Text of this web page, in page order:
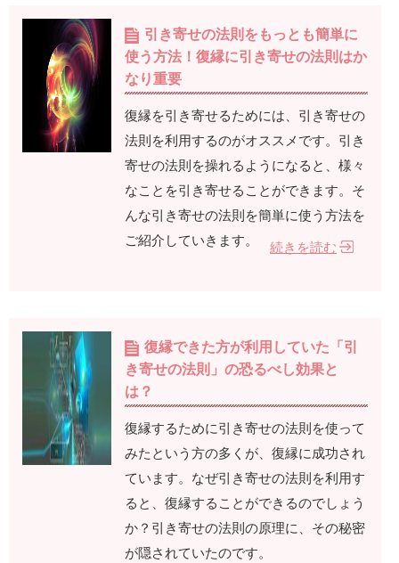
引き寄せの法則をもっとも簡単に
使う方法！復縁に引き寄せの法則はか
なり重要
復縁を引き寄せるためには、引き寄せの
法則を利用するのがオススメです。引き
寄せの法則を操れるようになると、様々
なことを引き寄せることができます。そ
んな引き寄せの法則を簡単に使う方法を
ご紹介していきます。
続きを読む
復縁できた方が利用していた「引
き寄せの法則」の恐るべし効果と
は？
復縁するために引き寄せの法則を使って
みたという方の多くが、復縁に成功され
ています。なぜ引き寄せの法則を利用す
ると、復縁することができるのでしょう
か？引き寄せの法則の原理に、その秘密
が隠されていたのです。